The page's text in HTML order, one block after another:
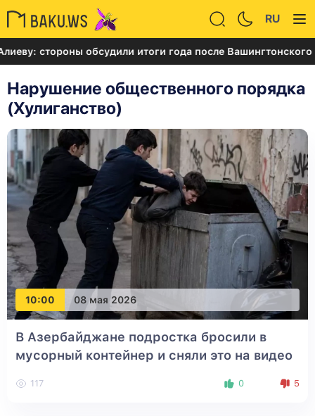
RU
обсудили итоги года после Вашингтонского саммита
Нарушение общественного порядка
(Хулиганство)
10:00 08 мая 2026
В Азербайджане подростка бросили в
мусорный контейнер и сняли это на видео
117 0 5